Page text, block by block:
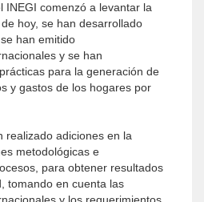
INEGI comenzó a levantar la
hoy, se han desarrollado
han emitido
y se han
para la generación de
y gastos de los hogares por
realizado adiciones en la
metodológicas e
para obtener resultados
tomando en cuenta las